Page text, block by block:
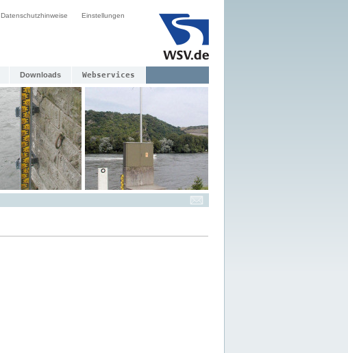
Datenschutzhinweise Einstellungen
Downloads Webservices